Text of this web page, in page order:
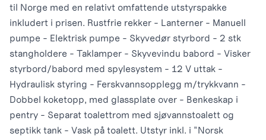
til Norge med en relativt omfattende utstyrspakke
inkludert i prisen. Rustfrie rekker - Lanterner - Manuell
pumpe - Elektrisk pumpe - Skyvedør styrbord - 2 stk
stangholdere - Taklamper - Skyvevindu babord - Visker
styrbord/babord med spylesystem - 12 V uttak -
Hydraulisk styring - Ferskvannsopplegg m/trykkvann -
Dobbel koketopp, med glassplate over - Benkeskap i
pentry - Separat toalettrom med sjøvannstoalett og
septikk tank - Vask på toalett. Utstyr inkl. i "Norsk